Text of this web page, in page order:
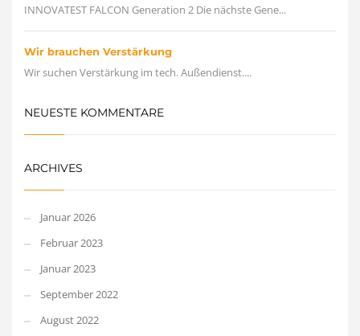
INNOVATEST FALCON Generation 2 Die nächste Gene...
Wir brauchen Verstärkung
Wir suchen Verstärkung im tech. Außendienst....
NEUESTE KOMMENTARE
ARCHIVES
Januar 2026
Februar 2023
Januar 2023
September 2022
August 2022